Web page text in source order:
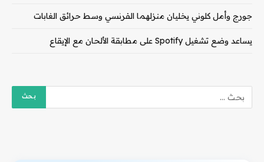
جورج وأمل كلوني يخليان منزلهما الفرنسي وسط حرائق الغابات
يساعد وضع تشغيل Spotify على مطابقة الألحان مع الإيقاع